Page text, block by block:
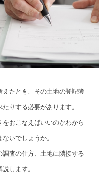
えたとき、その土地の登記簿
りする必要があります。
おこなえばいいのかわから
いでしょうか。
査の仕方、土地に隣接する
します。